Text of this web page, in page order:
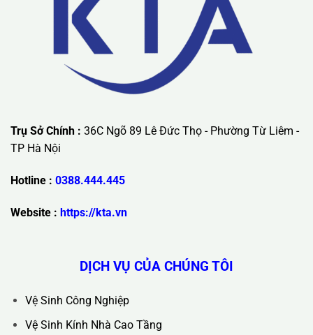
Lưu ý: Liên hệ chúng tôi được áp dụng chương trình khuyến
mãi ưu đãi có giá trị lớn nhất.